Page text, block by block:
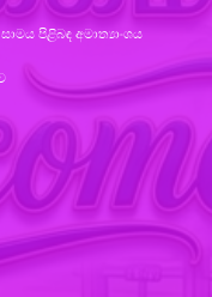
පිළිබඳ අමාත්‍යාංශය